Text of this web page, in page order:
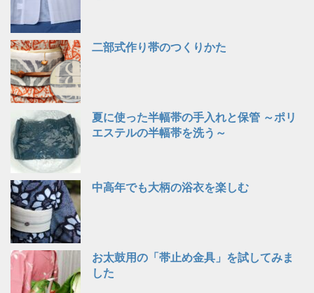
二部式作り帯のつくりかた
夏に使った半幅帯の手入れと保管 ～ポリ
エステルの半幅帯を洗う～
中高年でも大柄の浴衣を楽しむ
お太鼓用の「帯止め金具」を試してみま
した